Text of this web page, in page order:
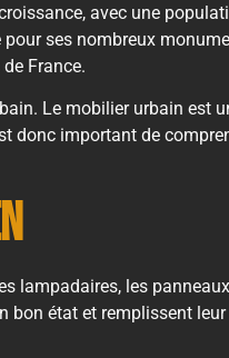
avec une
ses nombreux
France.
Le mobilier urbain est
donc important de
lampadaires, les
bon état et remplissent